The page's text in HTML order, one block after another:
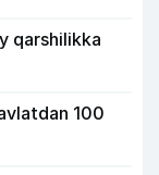
qarshilikka
100